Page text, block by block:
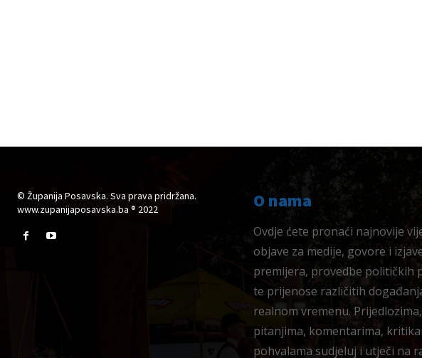
© Županija Posavska. Sva prava pridržana.
www.zupanijaposavska.ba ® 2022
O nama
Ovdje ćete pronaći najnovije
objave za medije, govore i
premijera, provedbe političkih
te prijenose različitih
realnom vremenu. Prijedlozima,
pitanjima, komentarima,
pohvalama sudjeluj i utječi na